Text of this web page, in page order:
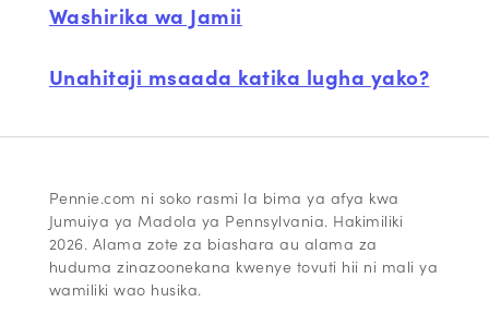
Washirika wa Jamii
Unahitaji msaada katika lugha yako?
Pennie.com ni soko rasmi la bima ya afya kwa
Jumuiya ya Madola ya Pennsylvania. Hakimiliki
2026. Alama zote za biashara au alama za
huduma zinazoonekana kwenye tovuti hii ni mali ya
wamiliki wao husika.